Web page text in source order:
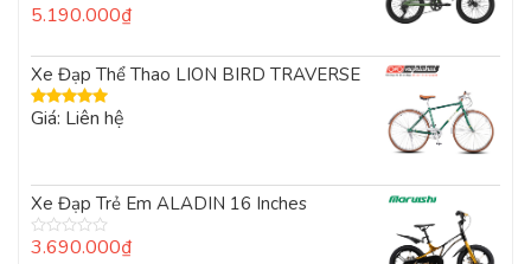
Được
0
5
sao
5.190.000₫
Xe Đạp Thể Thao LION BIRD TRAVERSE
Được xếp
Giá: Liên hệ
Xe Đạp Trẻ Em ALADIN 16 Inches
Được
3.690.000₫